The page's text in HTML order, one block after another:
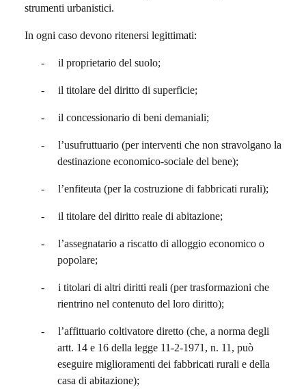
strumenti urbanistici.
In ogni caso devono ritenersi legittimati:
- il proprietario del suolo;
- il titolare del diritto di superficie;
- il concessionario di beni demaniali;
-
l’usufruttuario (per interventi che non stravolgano la
destinazione economico-sociale del bene);
- l’enfiteuta (per la costruzione di fabbricati rurali);
- il titolare del diritto reale di abitazione;
-
l’assegnatario a riscatto di alloggio economico o
popolare;
-
i titolari di altri diritti reali (per trasformazioni che
rientrino nel contenuto del loro diritto);
-
l’affittuario coltivatore diretto (che, a norma degli
artt. 14 e 16 della legge 11-2-1971, n. 11, può
eseguire miglioramenti dei fabbricati rurali e della
casa di abitazione);